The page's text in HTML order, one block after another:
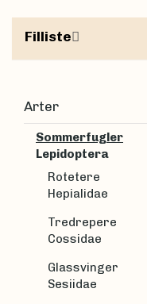
Filliste
Arter
Sommerfugler
Lepidoptera
Rotetere
Hepialidae
Tredrepere
Cossidae
Glassvinger
Sesiidae